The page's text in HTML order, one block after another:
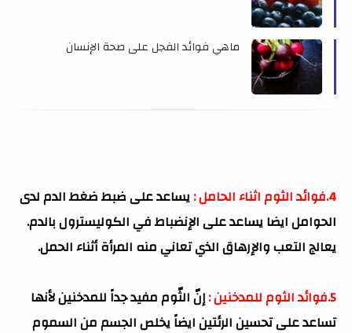
ماهي فوائد الفجل على صحة الإنسان
4.فوائد الثوم اثناء الحامل :
يساعد على ضبط ضغط الدم لدى
الحوامل ايضا يساعد على الإنضباط في الكوليسترول بالدم.
يعالج التعب والإرهاق الذي تعاني منه المرأة أثناء الحمل.
5.فوائد الثوم للمدخنين :
إنّ الثّوم مفيد جداً للمدخنين لأنها
تساعد على تحسين الرئتين ايضاً يخلص الجسم من السموم